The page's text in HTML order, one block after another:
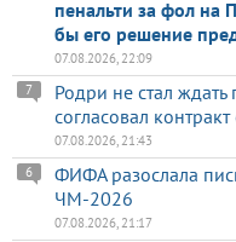
пенальти за фол на
бы его решение
07.08.2026, 22:09
Родри не стал
согласовал
7
07.08.2026, 21:43
ФИФА разослала
ЧМ-2026
6
07.08.2026, 21:17